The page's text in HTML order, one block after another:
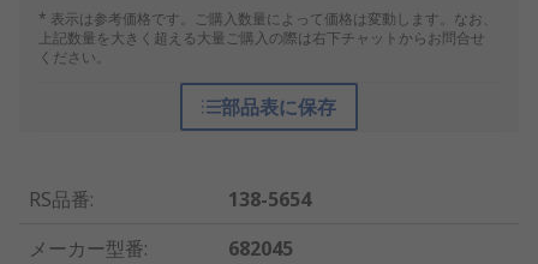
* 表示は参考価格です。ご購入数量によって価格は変動します。なお、
上記数量を大きく超える大量ご購入の際は右下チャットからお問合せ
ください。
部品表に保存
RS品番:
138-5654
メーカー型番:
682045